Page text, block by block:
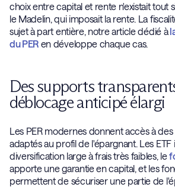
choix entre capital et rente n'existait tout
le Madelin, qui imposait la rente. La
sujet à part entière, notre article dédié à
du PER en développe chaque cas.
Des supports
déblocage anticipé élargi
Les PER modernes donnent accès à
adaptés au profil de l'épargnant. Les
diversification large à frais très faibles, le
apporte une garantie en capital, et les
permettent de sécuriser une partie de